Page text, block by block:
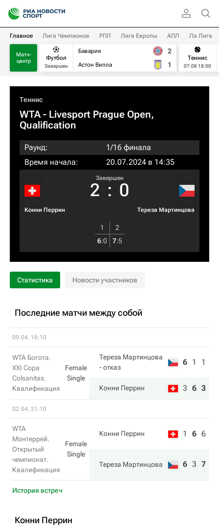
Главное Лига Чемпионов РПЛ Лига Европы АПЛ Ла Лига
Матч-
центр
Футбол
Завершен
Бавария
Астон Вилла
2
1
Теннис
07.08 18:00
Теннис
WTA- Livesport Prague Open,
Qualification
Раунд:
1/16 финала
Время начала:
20.07.2024 в 14:35
Конни Перрин
Завершен
2 : 0
Тереза Мартинцова
1
2
6:0 7:5
Статистика Новости участников
Последние матчи между собой
09.04, 18:10
WTA Богота.
XXI Copa
Colsanitas.
Квалификация
Female
Single
Тереза Мартинцова
- отказ
6 1 1
Конни Перрин 3 6 3
02.04, 21:10
WTA
Монтеррей.
Открытый
чемпионат.
Квалификация
Female
Single
Конни Перрин 1 6 6
Тереза Мартинцова 6 3 7
История встреч
Конни Перрин